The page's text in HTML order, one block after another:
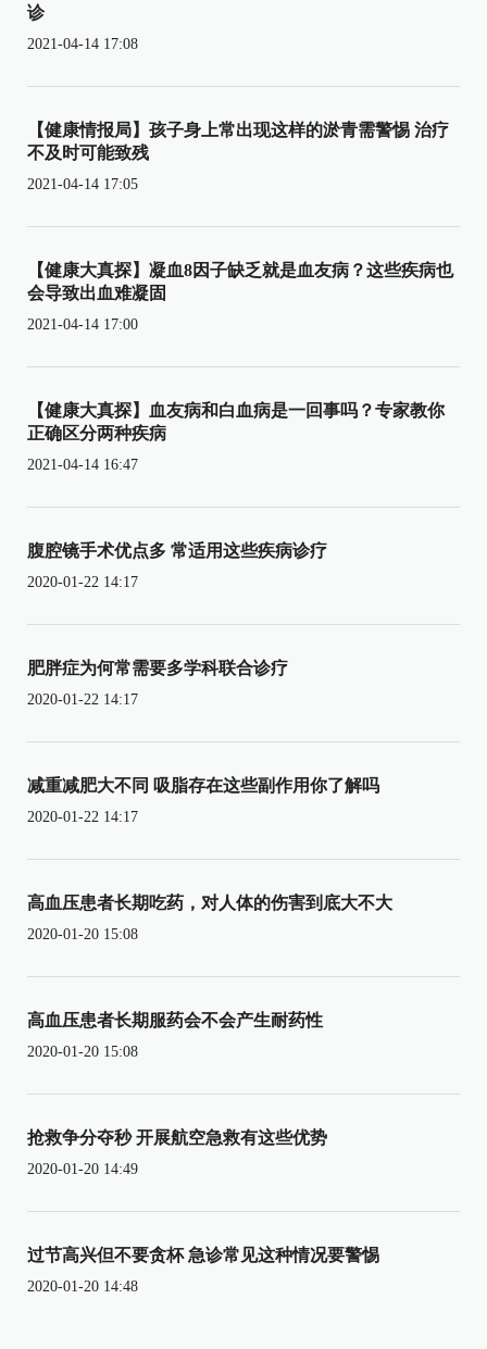
诊
2021-04-14 17:08
【健康情报局】孩子身上常出现这样的淤青需警惕 治疗
不及时可能致残
2021-04-14 17:05
【健康大真探】凝血8因子缺乏就是血友病？这些疾病也
会导致出血难凝固
2021-04-14 17:00
【健康大真探】血友病和白血病是一回事吗？专家教你
正确区分两种疾病
2021-04-14 16:47
腹腔镜手术优点多 常适用这些疾病诊疗
2020-01-22 14:17
肥胖症为何常需要多学科联合诊疗
2020-01-22 14:17
减重减肥大不同 吸脂存在这些副作用你了解吗
2020-01-22 14:17
高血压患者长期吃药，对人体的伤害到底大不大
2020-01-20 15:08
高血压患者长期服药会不会产生耐药性
2020-01-20 15:08
抢救争分夺秒 开展航空急救有这些优势
2020-01-20 14:49
过节高兴但不要贪杯 急诊常见这种情况要警惕
2020-01-20 14:48